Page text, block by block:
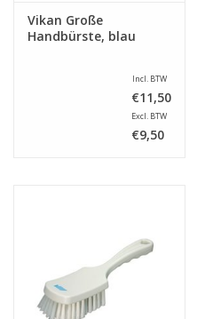
Vikan Große
Handbürste, blau
Incl. BTW
€11,50
Excl. BTW
€9,50